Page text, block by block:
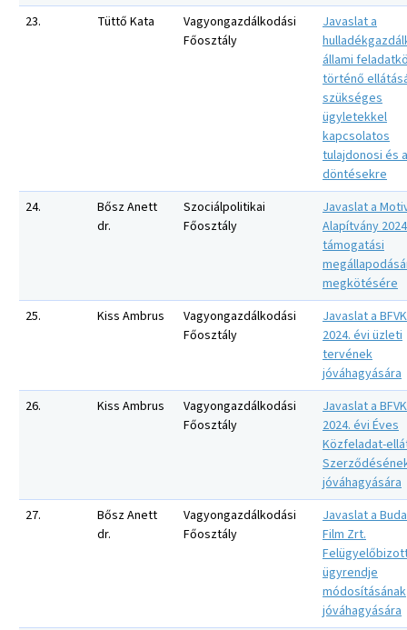
23.
Tüttő Kata
Vagyongazdálkodási
Főosztály
Javaslat a
állami
történő
szükséges
ügyletekkel
kapcsolatos
tulajdonosi és
döntésekre
24.
Bősz Anett
dr.
Szociálpolitikai
Főosztály
Javaslat a
Alapítvány
támogatási
megkötésére
25.
Kiss Ambrus
Vagyongazdálkodási
Főosztály
Javaslat a
2024. évi üzleti
tervének
jóváhagyására
26.
Kiss Ambrus
Vagyongazdálkodási
Főosztály
Javaslat a
2024. évi Éves
Közfeladat-
jóváhagyására
27.
Bősz Anett
dr.
Vagyongazdálkodási
Főosztály
Javaslat a
Film Zrt.
ügyrendje
módosításának
jóváhagyására